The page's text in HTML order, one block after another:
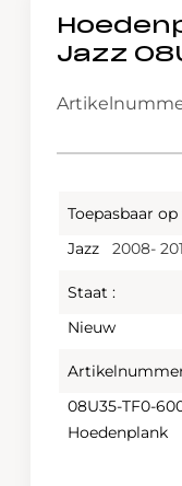
Jazz
Toepasbaar op
Jazz 2008-
Staat :
Nieuw
08U35-TF0-
Hoedenplank